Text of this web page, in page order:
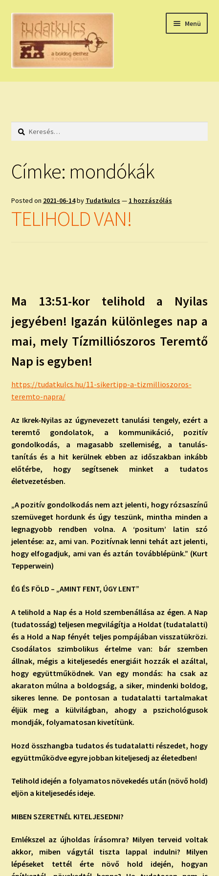
Ugrás
navigációhoz
Kilépés
tartalomba
Menü
HÚZZ EGY KÁRTYÁT!
HOLDNAPTÁR
KÉRJ EGY MEGERŐSÍTÉST!
TAROT ELEMZÉS MEGRENDELÉSE LIMITÁLT!
AJÁNDÉKOKKAL!
Keresés:
Címke: mondókák
Posted on 2021-06-14by Tudatkulcs — 1 hozzászólás
TELIHOLD VAN!
Ma 13:51-kor telihold a Nyilas
jegyében! Igazán különleges nap a
mai, mely Tízmilliószoros Teremtő
Nap is egyben!
https://tudatkulcs.hu/11-sikertipp-a-tizmillioszoros-
teremto-napra/
Az Ikrek-Nyilas az úgynevezett tanulási tengely, ezért a
teremtő gondolatok, a kommunikáció, pozitív
gondolkodás, a magasabb szellemiség, a tanulás-
tanítás és a hit kerülnek ebben az időszakban inkább
előtérbe, hogy segítsenek minket a tudatos
életvezetésben.
„A pozitív gondolkodás nem azt jelenti, hogy rózsaszínű
szemüveget hordunk és úgy teszünk, mintha minden a
legnagyobb rendben volna. A ‘positum’ latin szó
jelentése: az, ami van. Pozitívnak lenni tehát azt jelenti,
hogy elfogadjuk, ami van és aztán továbblépünk.” (Kurt
Tepperwein)
ÉG ÉS FÖLD – „AMINT FENT, ÚGY LENT”
A telihold a Nap és a Hold szembenállása az égen. A Nap
(tudatosság) teljesen megvilágítja a Holdat (tudatalatti)
és a Hold a Nap fényét teljes pompájában visszatükrözi.
Csodálatos szimbolikus értelme van: bár szemben
állnak, mégis a kiteljesedés energiáit hozzák el azáltal,
hogy együttműködnek. Van egy mondás: ha csak az
akaraton múlna a boldogság, a siker, mindenki boldog,
sikeres lenne. De pontosan a tudatalatti tartalmakat
éljük meg a külvilágban, ahogy a pszichológusok
mondják, folyamatosan kivetítünk.
Hozd összhangba tudatos és tudatalatti részedet, hogy
együttműködve egyre jobban kiteljesedj az életedben!
Telihold idején a folyamatos növekedés után (növő hold)
eljön a kiteljesedés ideje.
MIBEN SZERETNÉL KITELJESEDNI?
Emlékszel az újholdas írásomra? Milyen terveid voltak
akkor, miben vágytál tiszta lappal indulni? Milyen
lépéseket tettél érte növő hold idején, hogyan